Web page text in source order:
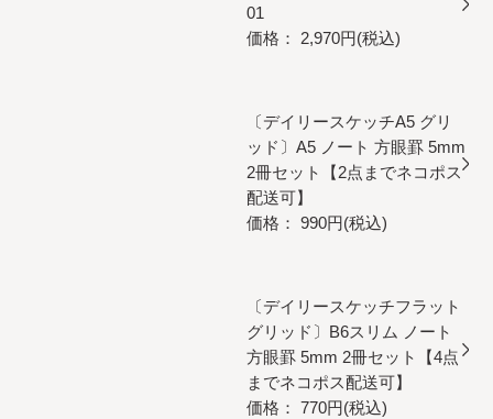
01
価格： 2,970円(税込)
〔デイリースケッチA5 グリ
ッド〕A5 ノート 方眼罫 5mm
2冊セット【2点までネコポス
配送可】
価格： 990円(税込)
〔デイリースケッチフラット
グリッド〕B6スリム ノート
方眼罫 5mm 2冊セット【4点
までネコポス配送可】
価格： 770円(税込)